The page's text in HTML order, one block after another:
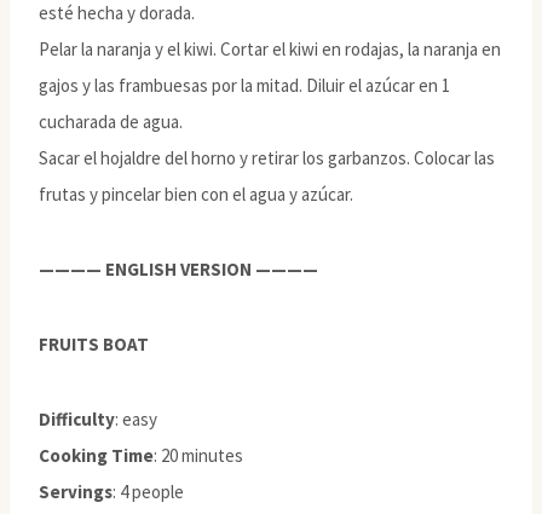
esté hecha y dorada.
Pelar la naranja y el kiwi. Cortar el kiwi en rodajas, la naranja en
gajos y las frambuesas por la mitad. Diluir el azúcar en 1
cucharada de agua.
Sacar el hojaldre del horno y retirar los garbanzos. Colocar las
frutas y pincelar bien con el agua y azúcar.
———— ENGLISH VERSION ————
FRUITS BOAT
Difficulty: easy
Cooking Time: 20 minutes
Servings: 4 people